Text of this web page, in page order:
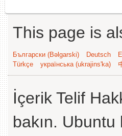
This page is
Български (Bəlgarski) Deutsch
Türkçe
українська (ukrajins'ka)
İçerik Telif
bakın. Ubuntu